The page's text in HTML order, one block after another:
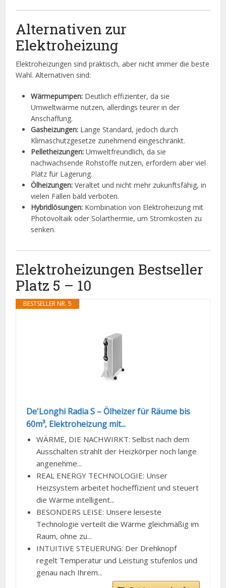
Alternativen zur
Elektroheizung
Elektroheizungen sind praktisch, aber nicht immer die beste
Wahl. Alternativen sind:
Wärmepumpen: Deutlich effizienter, da sie
Umweltwärme nutzen, allerdings teurer in der
Anschaffung.
Gasheizungen: Lange Standard, jedoch durch
Klimaschutzgesetze zunehmend eingeschränkt.
Pelletheizungen: Umweltfreundlich, da sie
nachwachsende Rohstoffe nutzen, erfordern aber viel
Platz für Lagerung.
Ölheizungen: Veraltet und nicht mehr zukunftsfähig, in
vielen Fällen bald verboten.
Hybridlösungen: Kombination von Elektroheizung mit
Photovoltaik oder Solarthermie, um Stromkosten zu
senken.
Elektroheizungen Bestseller
Platz 5 – 10
BESTSELLER NR. 5
De'Longhi Radia S – Ölheizer für Räume bis
60m³, Elektroheizung mit...
WÄRME, DIE NACHWIRKT: Selbst nach dem
Ausschalten strahlt der Heizkörper noch lange
angenehme...
REAL ENERGY TECHNOLOGIE: Unser
Heizsystem arbeitet hocheffizient und steuert
die Wärme intelligent...
BESONDERS LEISE: Unsere leiseste
Technologie verteilt die Wärme gleichmäßig im
Raum, ohne zu...
INTUITIVE STEUERUNG: Der Drehknopf
regelt Temperatur und Leistung stufenlos und
genau nach Ihrem...